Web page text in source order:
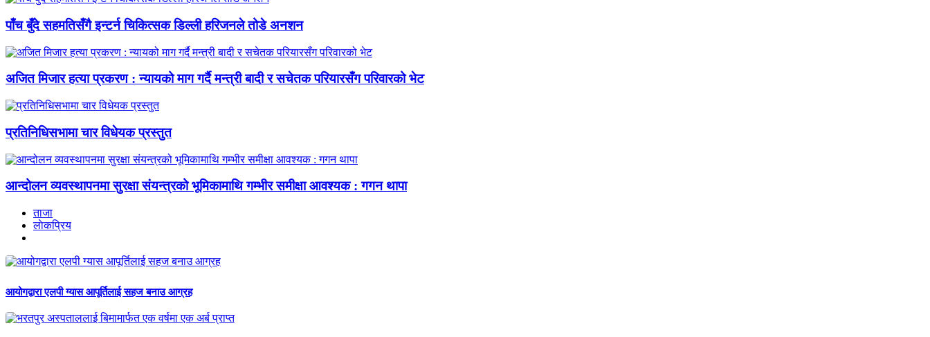
पाँच बुँदे सहमतिसँगै इन्टर्न चिकित्सक डिल्ली हरिजनले तोडे अनशन
अजित मिजार हत्या प्रकरण : न्यायको माग गर्दै मन्त्री बादी र सचेतक परियारसँग परिवारको भेट
प्रतिनिधिसभामा चार विधेयक प्रस्तुत
आन्दोलन व्यवस्थापनमा सुरक्षा संयन्त्रको भूमिकामाथि गम्भीर समीक्षा आवश्यक : गगन थापा
ताजा
लाेकप्रिय
आयोगद्वारा एलपी ग्यास आपूर्तिलाई सहज बनाउ आग्रह